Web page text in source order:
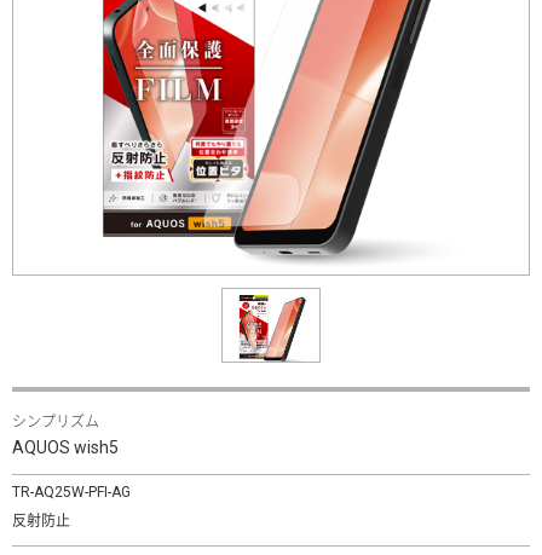
シンプリズム
AQUOS wish5
TR-AQ25W-PFI-AG
反射防止